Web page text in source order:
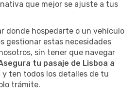
que mejor se ajuste a tus
donde hospedarte o un vehículo
gestionar estas necesidades
sin tener que navegar
tu pasaje de Lisboa a
y ten todos los detalles de tu
trámite.